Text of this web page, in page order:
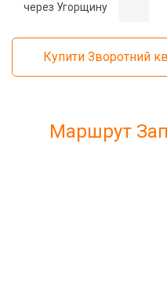
через Угорщину
Купити Зворотний
Маршрут